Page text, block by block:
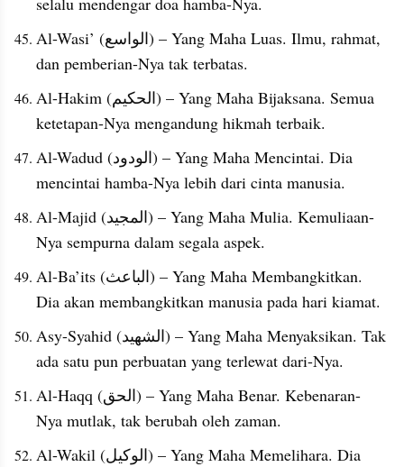
Al-Wasi’ (الواسع) – Yang Maha Luas. Ilmu, rahmat,
dan pemberian-Nya tak terbatas.
Al-Hakim (الحكيم) – Yang Maha Bijaksana. Semua
ketetapan-Nya mengandung hikmah terbaik.
Al-Wadud (الودود) – Yang Maha Mencintai. Dia
mencintai hamba-Nya lebih dari cinta manusia.
Al-Majid (المجيد) – Yang Maha Mulia. Kemuliaan-
Nya sempurna dalam segala aspek.
Al-Ba’its (الباعث) – Yang Maha Membangkitkan.
Dia akan membangkitkan manusia pada hari kiamat.
Asy-Syahid (الشهيد) – Yang Maha Menyaksikan. Tak
ada satu pun perbuatan yang terlewat dari-Nya.
Al-Haqq (الحق) – Yang Maha Benar. Kebenaran-
Nya mutlak, tak berubah oleh zaman.
Al-Wakil (الوكيل) – Yang Maha Memelihara. Dia